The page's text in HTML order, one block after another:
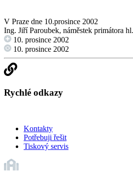
V Praze dne 10.prosince 2002
Ing. Jiří Paroubek, náměstek primátora
10. prosince 2002
10. prosince 2002
Rychlé odkazy
Kontakty
Potřebuji řešit
Tiskový servis